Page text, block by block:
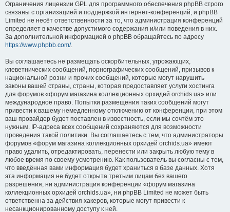
Ограничения лицензии GPL для программного обеспечения phpBB строго
связаны с организацией и поддержкой интернет-конференций, и phpBB
Limited не несёт ответственности за то, что администрация конференций
определяет в качестве допустимого содержания и/или поведения в них.
За дополнительной информацией о phpBB обращайтесь по адресу
https://www.phpbb.com/.
Вы соглашаетесь не размещать оскорбительных, угрожающих,
клеветнических сообщений, порнографических сообщений, призывов к
национальной розни и прочих сообщений, которые могут нарушить
законы вашей страны, страны, которая предоставляет услуги хостинга
для форумов «форум магазина коллекционных орхидей orchids.ua» или
международное право. Попытки размещения таких сообщений могут
привести к вашему немедленному отключению от конференции, при этом
ваш провайдер будет поставлен в известность, если мы сочтём это
нужным. IP-адреса всех сообщений сохраняются для возможности
проведения такой политики. Вы соглашаетесь с тем, что администраторы
форумов «форум магазина коллекционных орхидей orchids.ua» имеют
право удалить, отредактировать, перенести или закрыть любую тему в
любое время по своему усмотрению. Как пользователь вы согласны с тем,
что введённая вами информация будет храниться в базе данных. Хотя
эта информация не будет открыта третьим лицам без вашего
разрешения, ни администрация конференции «форум магазина
коллекционных орхидей orchids.ua», ни phpBB Limited не может быть
ответственна за действия хакеров, которые могут привести к
несанкционированному доступу к ней.